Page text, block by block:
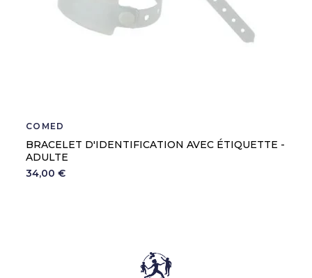
COMED
BRACELET D'IDENTIFICATION AVEC ÉTIQUETTE -
ADULTE
34,00 €